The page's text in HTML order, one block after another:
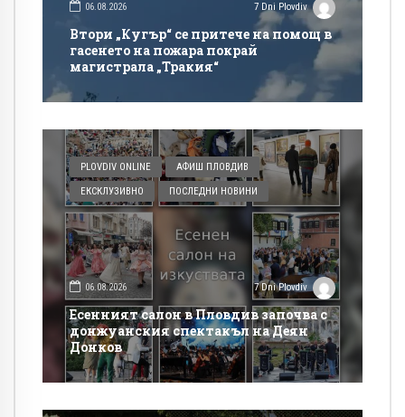
06.08.2026 7 Dni Plovdiv
Втори „Кугър“ се притече на помощ в
гасенето на пожара покрай
магистрала „Тракия“
PLOVDIV ONLINE АФИШ ПЛОВДИВ
ЕКСКЛУЗИВНО ПОСЛЕДНИ НОВИНИ
06.08.2026 7 Dni Plovdiv
Есенният салон в Пловдив започва с
донжуанския спектакъл на Деян
Донков